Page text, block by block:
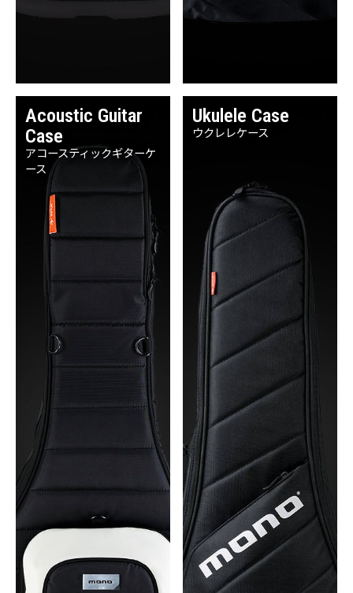
Acoustic Guitar
Case
Ukulele Case